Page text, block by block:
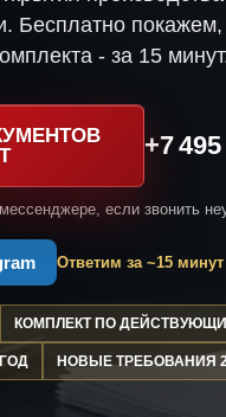
Бесплатно покажем,
- за 15
+7
если звонить
Ответим за ~15 минут
КОМПЛЕКТ ПО
НОВЫЕ ТРЕБОВАНИЯ